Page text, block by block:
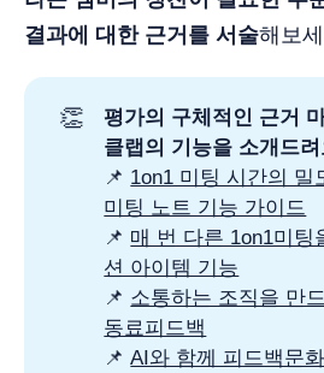
결과에 대한 근거를 서술해보
👏
평가의 구체적인 근거
클랩의 기능을 소개드려
📌 1on1 미팅 시간의 밀
미팅 노트 기능 가이드
📌 매 번 다른 1on1미팅
션 아이템 기능
📌 소통하는 조직을 만
동료피드백
📌AI와 함께 피드백문